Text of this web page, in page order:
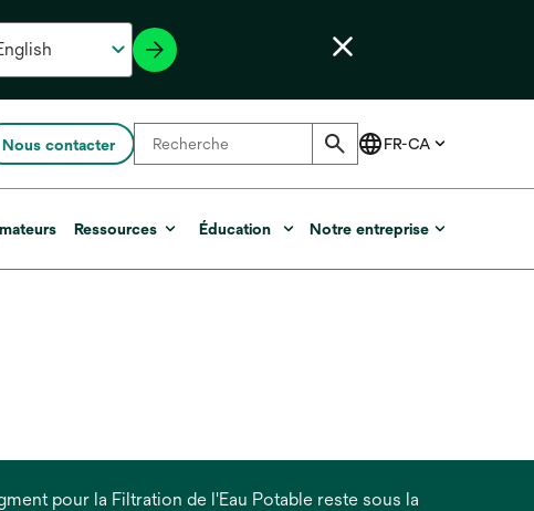
Nous contacter
Ressources Éducation Notre entreprise
pour la Filtration de l'Eau Potable reste sous la